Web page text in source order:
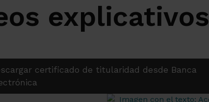
explicativos
certificado de titularidad desde Banca